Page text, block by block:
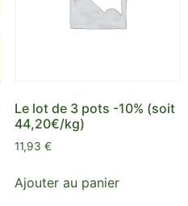
Le lot de 3 pots -10% (soit
44,20€/kg)
11,93 €
Ajouter au panier